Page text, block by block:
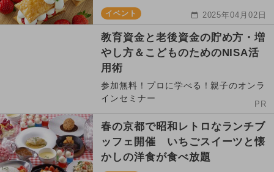
イベント 2025年04月02日
教育資金と老後資金の貯め方・増
やし方＆こどものためのNISA活
用術
参加無料！プロに学べる！親子のオンラ
インセミナー
PR
春の京都で昭和レトロなランチブ
ッフェ開催 いちごスイーツと懐
かしの洋食が食べ放題